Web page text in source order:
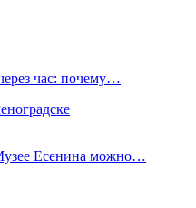
час: почему…
Есенина можно…